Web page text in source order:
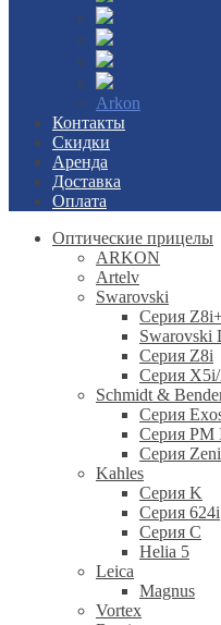
Arkon
Контакты
Скидки
Аренда
Доставка
Оплата
Оптические прицелы
ARKON
Artelv
Swarovski
Серия
Swarovski
Серия Z8i
Серия
Schmidt &
Серия
Серия PM
Cерия
Kahles
Серия K
Серия 624i
Серия С
Helia 5
Leica
Magnus
Vortex